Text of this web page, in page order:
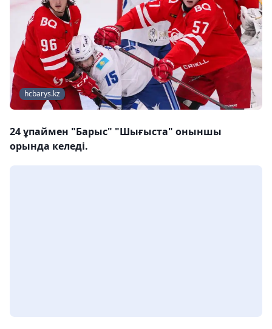
hcbarys.kz
24 ұпаймен "Барыс" "Шығыста" оныншы
орында келеді.